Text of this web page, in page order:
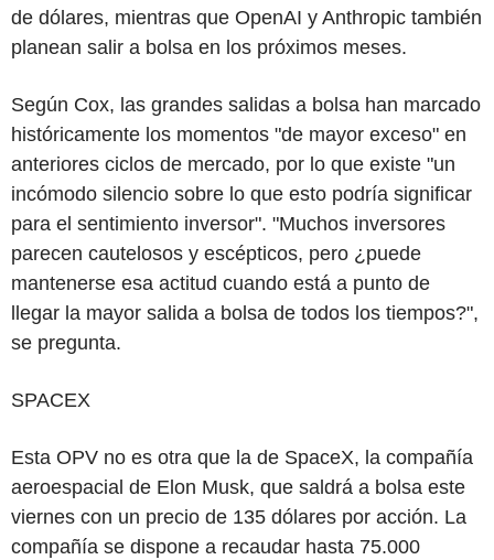
de dólares, mientras que OpenAI y Anthropic también
planean salir a bolsa en los próximos meses.
Según Cox, las grandes salidas a bolsa han marcado
históricamente los momentos "de mayor exceso" en
anteriores ciclos de mercado, por lo que existe "un
incómodo silencio sobre lo que esto podría significar
para el sentimiento inversor". "Muchos inversores
parecen cautelosos y escépticos, pero ¿puede
mantenerse esa actitud cuando está a punto de
llegar la mayor salida a bolsa de todos los tiempos?",
se pregunta.
SPACEX
Esta OPV no es otra que la de SpaceX, la compañía
aeroespacial de Elon Musk, que saldrá a bolsa este
viernes con un precio de 135 dólares por acción. La
compañía se dispone a recaudar hasta 75.000